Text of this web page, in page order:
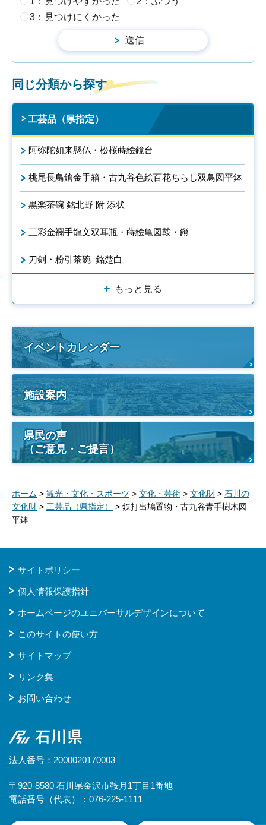
3：見つけにくかった
同じ分類から探す
工芸品（県指定）
阿弥陀如来懸仏・松桜蒔絵鏡台
桃尾長鳥鎗金手箱・古九谷色絵百花ちらし双鳥図平鉢
黒楽茶碗 銘北野 附 添状
三彩金襴手龍文双耳瓶・蒔絵亀図鞍・鐙
刀剣・粉引茶碗 銘楚白
もっと見る
イベントカレンダー
施設案内
県民の声
（ご意見・ご提言）
ホーム > 観光・文化・スポーツ > 文化・芸術 > 文化財 > 石川の
文化財 > 工芸品（県指定）
> 鉄打出鳩置物・古九谷青手樹木図
平鉢
サイトポリシー
個人情報保護指針
ホームページのユニバーサルデザインについて
このサイトの使い方
サイトマップ
リンク集
お問い合わせ
石川県
法人番号：2000020170003
〒920-8580 石川県金沢市鞍月1丁目1番地
電話番号（代表）：076-225-1111